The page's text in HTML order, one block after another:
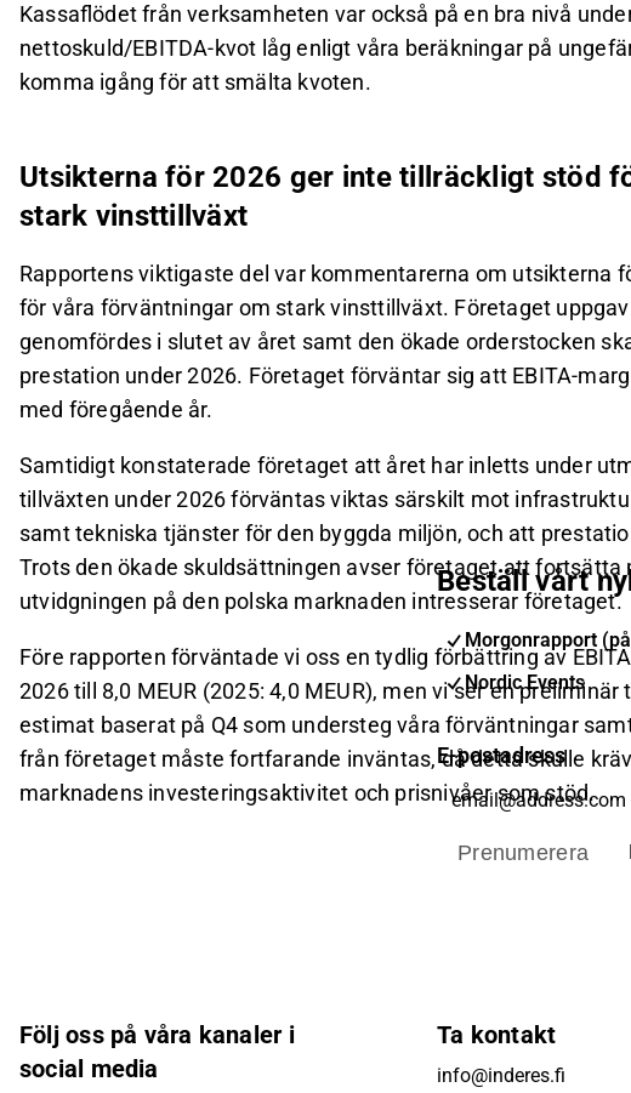
Kassaflödet från verksamheten var också på en bra nivå
nettoskuld/EBITDA-kvot låg enligt våra beräkningar på
komma igång för att smälta kvoten.
Utsikterna för 2026 ger inte tillräckligt stöd
stark vinsttillväxt
Rapportens viktigaste del var kommentarerna om utsikterna
för våra förväntningar om stark vinsttillväxt. Företaget
genomfördes i slutet av året samt den ökade orderstocken
prestation under 2026. Företaget förväntar sig att EBITA-
med föregående år.
Samtidigt konstaterade företaget att året har inletts under
tillväxten under 2026 förväntas viktas särskilt mot
samt tekniska tjänster för den byggda miljön, och att
Trots den ökade skuldsättningen avser företaget att
utvidgningen på den polska marknaden intresserar företaget.
Före rapporten förväntade vi oss en tydlig förbättring av
2026 till 8,0 MEUR (2025: 4,0 MEUR), men vi ser en
estimat baserat på Q4 som understeg våra förväntningar
från företaget måste fortfarande inväntas, då detta skulle
marknadens investeringsaktivitet och prisnivåer som stöd.
Beställ vårt
Morgonrapport
Nordic Events
E-postadress
Prenumerera
Följ oss på våra kanaler i
social media
Ta kontakt
info@inderes.fi